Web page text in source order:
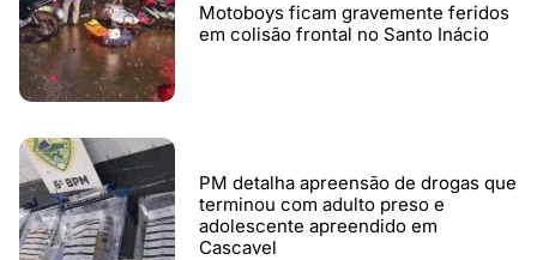
Motoboys ficam gravemente feridos
em colisão frontal no Santo Inácio
PM detalha apreensão de drogas que
terminou com adulto preso e
adolescente apreendido em
Cascavel